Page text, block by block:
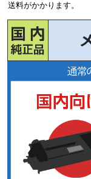
送料がかかります。